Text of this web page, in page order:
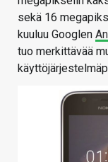
sekä 16
kuuluu Googlen
tuo merkittävää